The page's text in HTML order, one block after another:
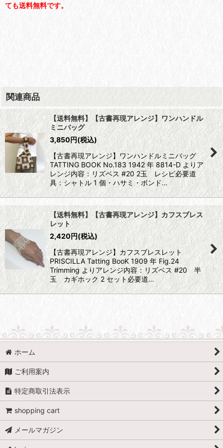
ても送料無料です。
関連商品
【送料無料】【古書再現アレンジ】ワンハンドル
ミニバッグ
3,850円(税込)
【古書再現アレンジ】ワンハンドルミニバッグ
TATTING BOOK No.183 1942 年 8814-D よりア
レンジ内容：リズベス #20 2玉 レシピ必要道
具：シャトル 1 個・ハサミ・ボンド…
【送料無料】【古書再現アレンジ】カフスブレス
レット
2,420円(税込)
【古書再現アレンジ】カフスブレスレット
PRISCILLA Tatting BooK 1909 年 Fig.24
Trimming よりアレンジ内容：リズベス #20 半
玉 カギホック 2 セット必要道…
ホーム
ご利用案内
特定商取引法表示
shopping cart
メールマガジン